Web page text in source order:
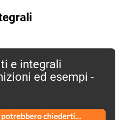
e integrali
ed esempi -